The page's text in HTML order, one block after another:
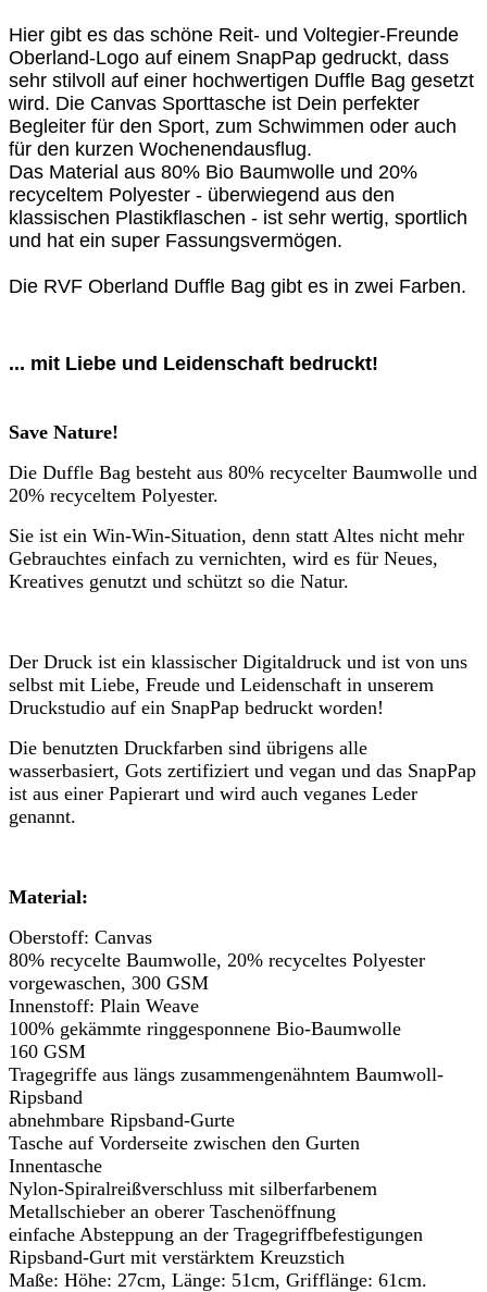
Hier gibt es das schöne Reit- und Voltegier-Freunde
Oberland-Logo auf einem SnapPap gedruckt, dass
sehr stilvoll auf einer hochwertigen Duffle Bag gesetzt
wird. Die Canvas Sporttasche ist Dein perfekter
Begleiter für den Sport, zum Schwimmen oder auch
für den kurzen Wochenendausflug.
Das Material aus 80% Bio Baumwolle und 20%
recyceltem Polyester - überwiegend aus den
klassischen Plastikflaschen - ist sehr wertig, sportlich
und hat ein super Fassungsvermögen.
Die RVF Oberland Duffle Bag gibt es in zwei Farben.
... mit Liebe und Leidenschaft bedruckt!
Save Nature!
Die Duffle Bag besteht aus 80% recycelter Baumwolle und
20% recyceltem Polyester.
Sie ist ein Win-Win-Situation, denn statt Altes nicht mehr
Gebrauchtes einfach zu vernichten, wird es für Neues,
Kreatives genutzt und schützt so die Natur.
Der Druck ist ein klassischer Digitaldruck und ist von uns
selbst mit Liebe, Freude und Leidenschaft in unserem
Druckstudio auf ein SnapPap bedruckt worden!
Die benutzten Druckfarben sind übrigens alle
wasserbasiert, Gots zertifiziert und vegan und das SnapPap
ist aus einer Papierart und wird auch veganes Leder
genannt.
Material:
Oberstoff: Canvas
80% recycelte Baumwolle, 20% recyceltes Polyester
vorgewaschen, 300 GSM
Innenstoff: Plain Weave
100% gekämmte ringgesponnene Bio-Baumwolle
160 GSM
Tragegriffe aus längs zusammengenähntem Baumwoll-
Ripsband
abnehmbare Ripsband-Gurte
Tasche auf Vorderseite zwischen den Gurten
Innentasche
Nylon-Spiralreißverschluss mit silberfarbenem
Metallschieber an oberer Taschenöffnung
einfache Absteppung an der Tragegriffbefestigungen
Ripsband-Gurt mit verstärktem Kreuzstich
Maße: Höhe: 27cm, Länge: 51cm, Grifflänge: 61cm.